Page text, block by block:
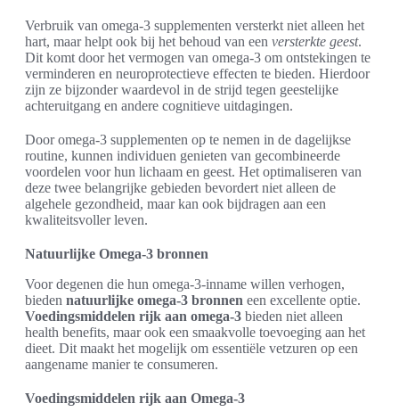
Verbruik van omega-3 supplementen versterkt niet alleen het
hart, maar helpt ook bij het behoud van een versterkte geest.
Dit komt door het vermogen van omega-3 om ontstekingen te
verminderen en neuroprotectieve effecten te bieden. Hierdoor
zijn ze bijzonder waardevol in de strijd tegen geestelijke
achteruitgang en andere cognitieve uitdagingen.
Door omega-3 supplementen op te nemen in de dagelijkse
routine, kunnen individuen genieten van gecombineerde
voordelen voor hun lichaam en geest. Het optimaliseren van
deze twee belangrijke gebieden bevordert niet alleen de
algehele gezondheid, maar kan ook bijdragen aan een
kwaliteitsvoller leven.
Natuurlijke Omega-3 bronnen
Voor degenen die hun omega-3-inname willen verhogen,
bieden natuurlijke omega-3 bronnen een excellente optie.
Voedingsmiddelen rijk aan omega-3 bieden niet alleen
health benefits, maar ook een smaakvolle toevoeging aan het
dieet. Dit maakt het mogelijk om essentiële vetzuren op een
aangename manier te consumeren.
Voedingsmiddelen rijk aan Omega-3